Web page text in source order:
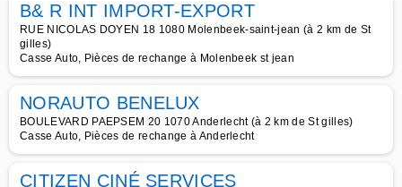
B& R INT IMPORT-EXPORT
RUE NICOLAS DOYEN 18 1080 Molenbeek-saint-jean (à 2 km de St
gilles)
Casse Auto, Pièces de rechange à Molenbeek st jean
NORAUTO BENELUX
BOULEVARD PAEPSEM 20 1070 Anderlecht (à 2 km de St gilles)
Casse Auto, Pièces de rechange à Anderlecht
CITIZEN CINÉ SERVICES